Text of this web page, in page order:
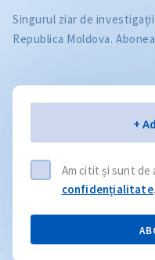
Singurul ziar de
Republica Moldova.
+
Am citit și sunt de
confidențialitate.